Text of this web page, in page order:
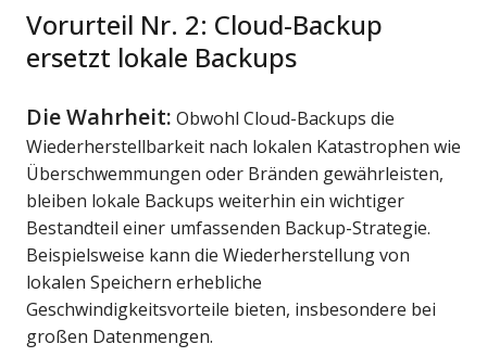
Vorurteil Nr. 2: Cloud-Backup
ersetzt lokale Backups
Die Wahrheit: Obwohl Cloud-Backups die
Wiederherstellbarkeit nach lokalen Katastrophen wie
Überschwemmungen oder Bränden gewährleisten,
bleiben lokale Backups weiterhin ein wichtiger
Bestandteil einer umfassenden Backup-Strategie.
Beispielsweise kann die Wiederherstellung von
lokalen Speichern erhebliche
Geschwindigkeitsvorteile bieten, insbesondere bei
großen Datenmengen.